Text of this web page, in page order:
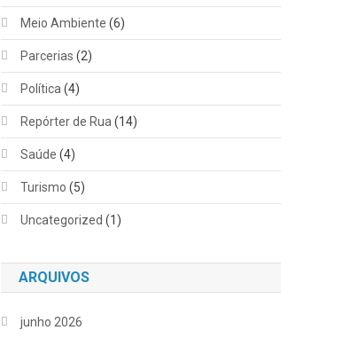
Meio Ambiente (6)
Parcerias (2)
Política (4)
Repórter de Rua (14)
Saúde (4)
Turismo (5)
Uncategorized (1)
ARQUIVOS
junho 2026